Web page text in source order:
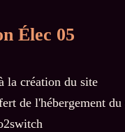
Élec 05
la création du site
de l'hébergement du